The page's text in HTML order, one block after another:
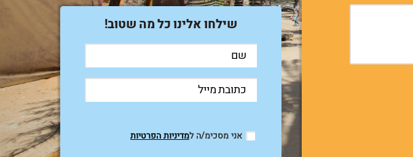
שילחו אלינו כל מה שטוב!
אני מסכימ/ה למדיניות הפרטיות